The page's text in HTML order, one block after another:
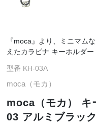
『moca』より、ミニマム
えたカラビナ キーホルダー
型番 KH-03A
moca（モカ）
moca（モカ） キ
03 アルミブラック